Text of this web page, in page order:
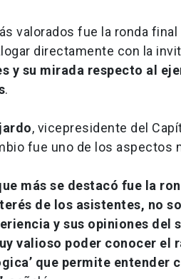
valorados fue la ronda
directamente con la
y su mirada respecto al
.
, vicepresidente del
fue uno de los aspectos
más se destacó fue la
de los asistentes, no
y sus opiniones del
valioso poder conocer el
que permite entender